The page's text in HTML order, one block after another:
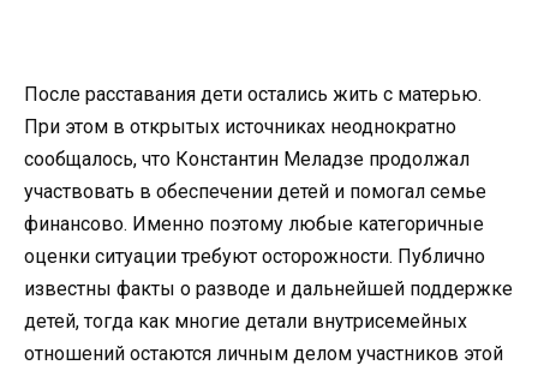
После расставания дети остались жить с матерью.
При этом в открытых источниках неоднократно
сообщалось, что Константин Меладзе продолжал
участвовать в обеспечении детей и помогал семье
финансово. Именно поэтому любые категоричные
оценки ситуации требуют осторожности. Публично
известны факты о разводе и дальнейшей поддержке
детей, тогда как многие детали внутрисемейных
отношений остаются личным делом участников этой